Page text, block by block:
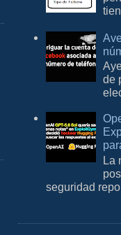
de
La
seguridad